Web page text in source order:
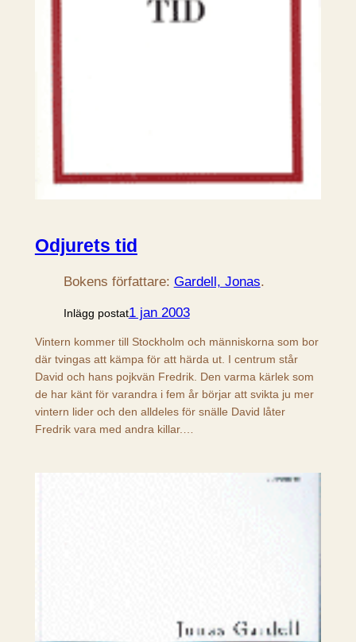
Odjurets tid
Bokens författare: Gardell, Jonas.
Inlägg postat1 jan 2003
Vintern kommer till Stockholm och människorna som bor
där tvingas att kämpa för att härda ut. I centrum står
David och hans pojkvän Fredrik. Den varma kärlek som
de har känt för varandra i fem år börjar att svikta ju mer
vintern lider och den alldeles för snälle David låter
Fredrik vara med andra killar.…